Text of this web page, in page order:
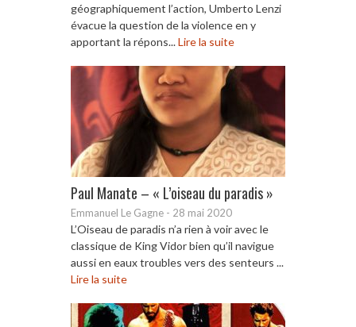
géographiquement l’action, Umberto Lenzi
évacue la question de la violence en y
apportant la répons...Lire la suite
Paul Manate – « L’oiseau du paradis »
Emmanuel Le Gagne - 28 mai 2020
L’Oiseau de paradis n’a rien à voir avec le
classique de King Vidor bien qu’il navigue
aussi en eaux troubles vers des senteurs ...
Lire la suite